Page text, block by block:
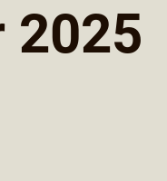
2025